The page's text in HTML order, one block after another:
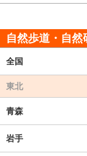
自然歩道・自
全国
東北
青森
岩手